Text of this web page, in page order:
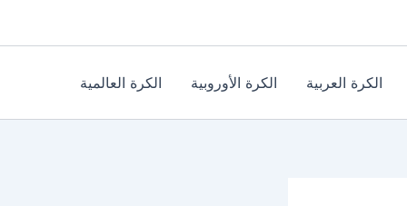
الكرة العربية الكرة الأوروبية الكرة العالمية